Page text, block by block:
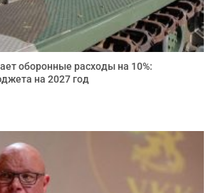
оборонные расходы на 10%:
на 2027 год